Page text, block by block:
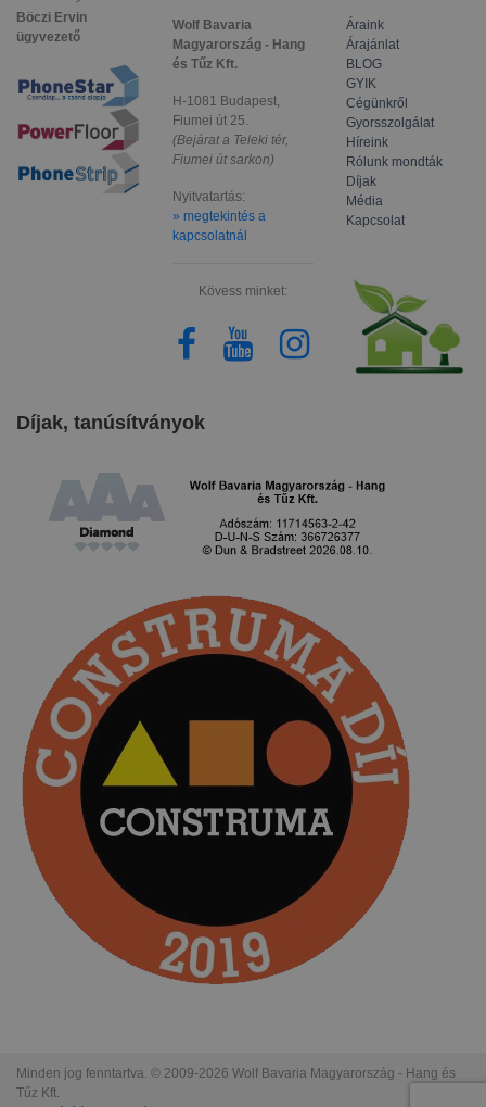
Böczi Ervin
ügyvezető
Wolf Bavaria
Magyarország - Hang
és Tűz Kft.
H-1081 Budapest,
Fiumei út 25.
(Bejárat a Teleki tér,
Fiumei út sarkon)
Nyitvatartás:
» megtekintés a
kapcsolatnál
Kövess minket:
Áraink
Árajánlat
BLOG
GYIK
Cégünkről
Gyorsszolgálat
Híreink
Rólunk mondták
Díjak
Média
Kapcsolat
Díjak, tanúsítványok
Minden jog fenntartva. © 2009-2026 Wolf Bavaria Magyarország - Hang és
Tűz Kft.